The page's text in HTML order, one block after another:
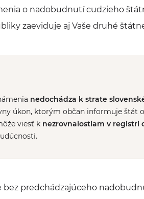
o nadobudnutí cudzieho
zaeviduje aj Vaše druhé
nedochádza k strate
úkon, ktorým občan informuje štát
viesť k nezrovnalostiam v registri
bez predchádzajúceho